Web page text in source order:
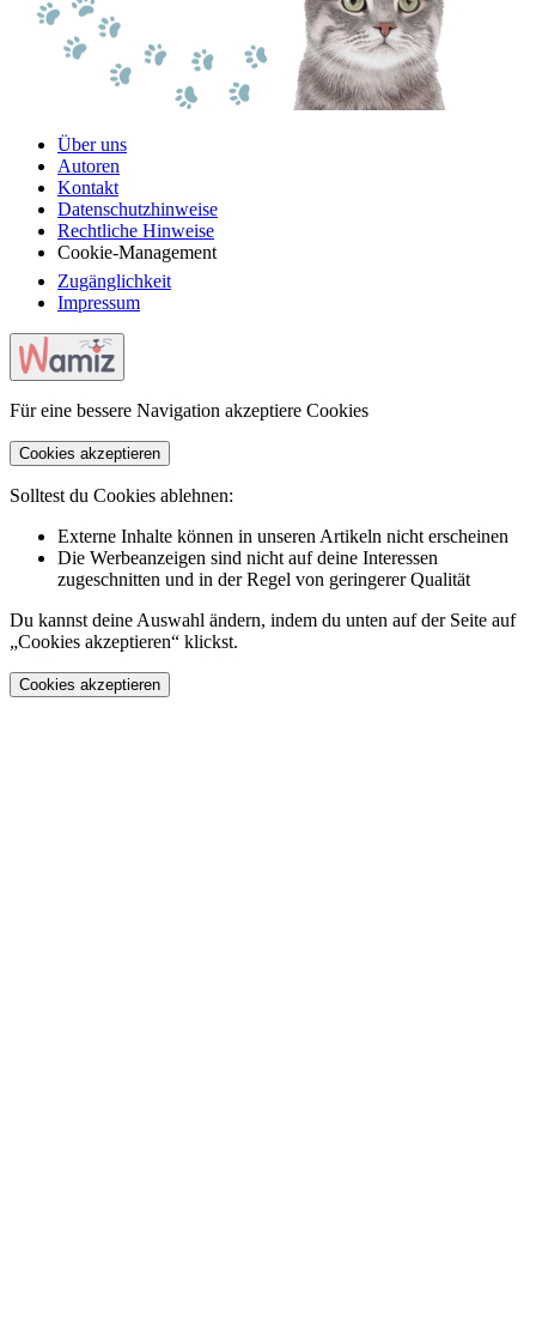
Über uns
Autoren
Kontakt
Datenschutzhinweise
Rechtliche Hinweise
Cookie-Management
Zugänglichkeit
Impressum
Für eine bessere Navigation akzeptiere Cookies
Cookies akzeptieren
Solltest du Cookies ablehnen:
Externe Inhalte können in unseren Artikeln nicht erscheinen
Die Werbeanzeigen sind nicht auf deine Interessen
zugeschnitten und in der Regel von geringerer Qualität
Du kannst deine Auswahl ändern, indem du unten auf der Seite auf
„Cookies akzeptieren“ klickst.
Cookies akzeptieren